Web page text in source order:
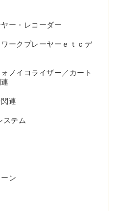
ー・レコーダー
ークプレーヤーｅｔｃデ
ノイコライザー／カート
連
ステム
ン